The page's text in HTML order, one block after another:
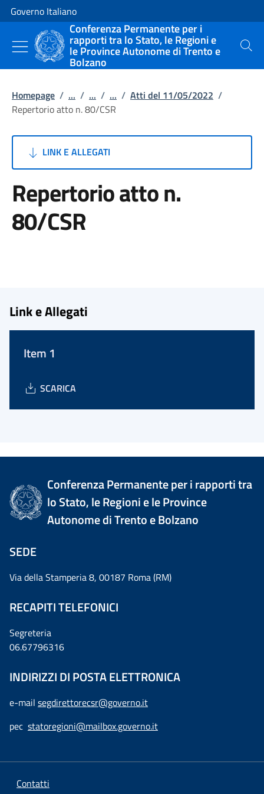
Vai al contenuto
Vai alla navigazione del sito
Governo Italiano
Conferenza Permanente per i
rapporti tra lo Stato, le Regioni e
le Province Autonome di Trento e
Bolzano
Cerca
Homepage / ... / ... / ... / Atti del 11/05/2022 /
Repertorio atto n. 80/CSR
LINK E ALLEGATI
Repertorio atto n.
80/CSR
Link e Allegati
Item 1
SCARICA
Conferenza Permanente per i rapporti tra
lo Stato, le Regioni e le Province
Autonome di Trento e Bolzano
SEDE
Via della Stamperia 8, 00187 Roma (RM)
RECAPITI TELEFONICI
Segreteria
06.67796316
INDIRIZZI DI POSTA ELETTRONICA
e-mail segdirettorecsr@governo.it
pec statoregioni@mailbox.governo.it
Contatti